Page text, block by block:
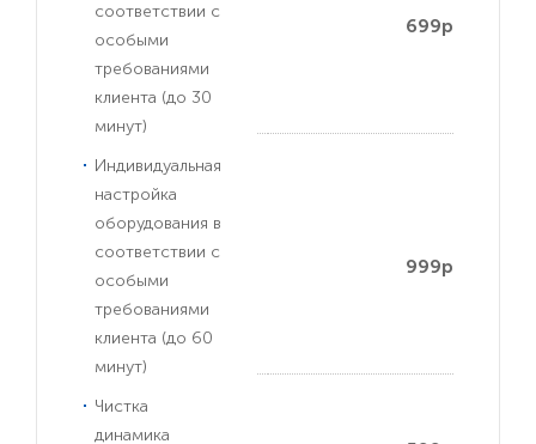
соответствии с
особыми
требованиями
клиента (до 30
минут)
699р
Индивидуальная
настройка
оборудования в
соответствии с
особыми
требованиями
клиента (до 60
минут)
999р
Чистка
динамика